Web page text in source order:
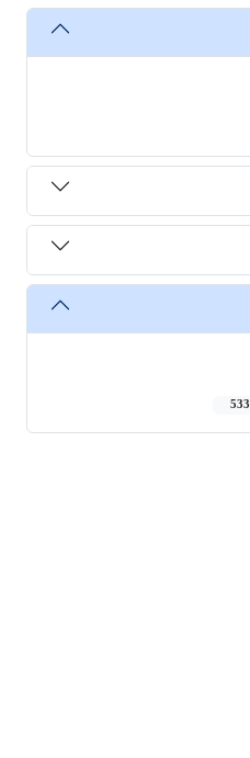
533